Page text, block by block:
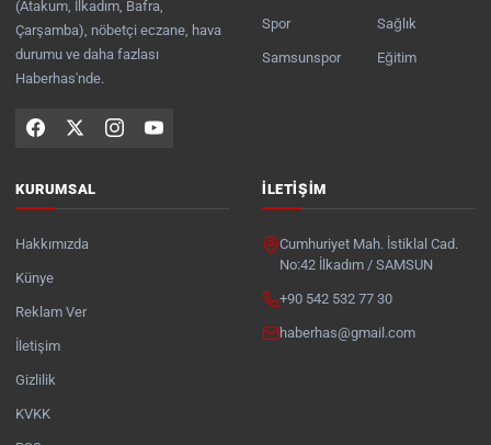
(Atakum, İlkadım, Bafra,
Çarşamba), nöbetçi eczane, hava
durumu ve daha fazlası
Haberhas'nde.
Spor
Samsunspor
Sağlık
Eğitim
KURUMSAL
Hakkımızda
Künye
Reklam Ver
İletişim
Gizlilik
KVKK
İLETIŞIM
Cumhuriyet Mah. İstiklal Cad.
No:42 İlkadım / SAMSUN
+90 542 532 77 30
haberhas@gmail.com